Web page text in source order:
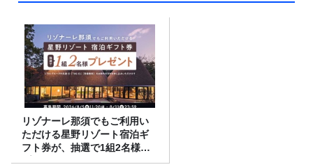
リゾナーレ那須でもご利用い
ただける星野リゾート宿泊ギ
フト券が、抽選で1組2名様に
プレゼント！